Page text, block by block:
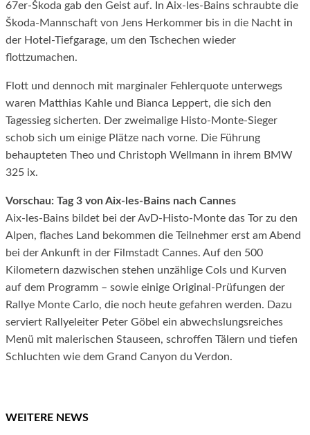
67er-Škoda gab den Geist auf. In Aix-les-Bains schraubte die
Škoda-Mannschaft von Jens Herkommer bis in die Nacht in
der Hotel-Tiefgarage, um den Tschechen wieder
flottzumachen.
Flott und dennoch mit marginaler Fehlerquote unterwegs
waren Matthias Kahle und Bianca Leppert, die sich den
Tagessieg sicherten. Der zweimalige Histo-Monte-Sieger
schob sich um einige Plätze nach vorne. Die Führung
behaupteten Theo und Christoph Wellmann in ihrem BMW
325 ix.
Vorschau: Tag 3 von Aix-les-Bains nach Cannes
Aix-les-Bains bildet bei der AvD-Histo-Monte das Tor zu den
Alpen, flaches Land bekommen die Teilnehmer erst am Abend
bei der Ankunft in der Filmstadt Cannes. Auf den 500
Kilometern dazwischen stehen unzählige Cols und Kurven
auf dem Programm – sowie einige Original-Prüfungen der
Rallye Monte Carlo, die noch heute gefahren werden. Dazu
serviert Rallyeleiter Peter Göbel ein abwechslungsreiches
Menü mit malerischen Stauseen, schroffen Tälern und tiefen
Schluchten wie dem Grand Canyon du Verdon.
WEITERE NEWS